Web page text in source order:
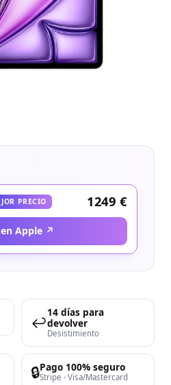
PRECIO 1249 €
Apple ↗
↩️
14 días para
devolver
Desistimiento
🔒Pago 100% seguro
Stripe · Visa/Mastercard